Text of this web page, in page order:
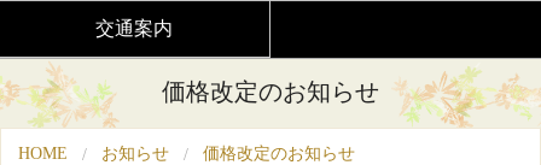
鍾景閣の歴史
交通案内
交通案内
価格改定のお知らせ
HOME お知らせ 価格改定のお知らせ